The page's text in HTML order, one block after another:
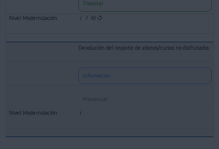
Tramitar
Devolución del importe de abonos/cursos no disfrutados
Información
Presencial